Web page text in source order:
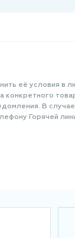
её условия в
В
Горячей